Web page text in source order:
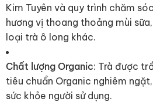
Kim Tuyên và quy trình chăm
hương vị thoang thoảng mùi
loại trà ô long khác.
Chất lượng Organic: Trà được
tiêu chuẩn Organic nghiêm
sức khỏe người sử dụng.